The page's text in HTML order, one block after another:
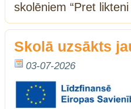
skolēniem “Pret
Skolā uzsākts
03-07-2026